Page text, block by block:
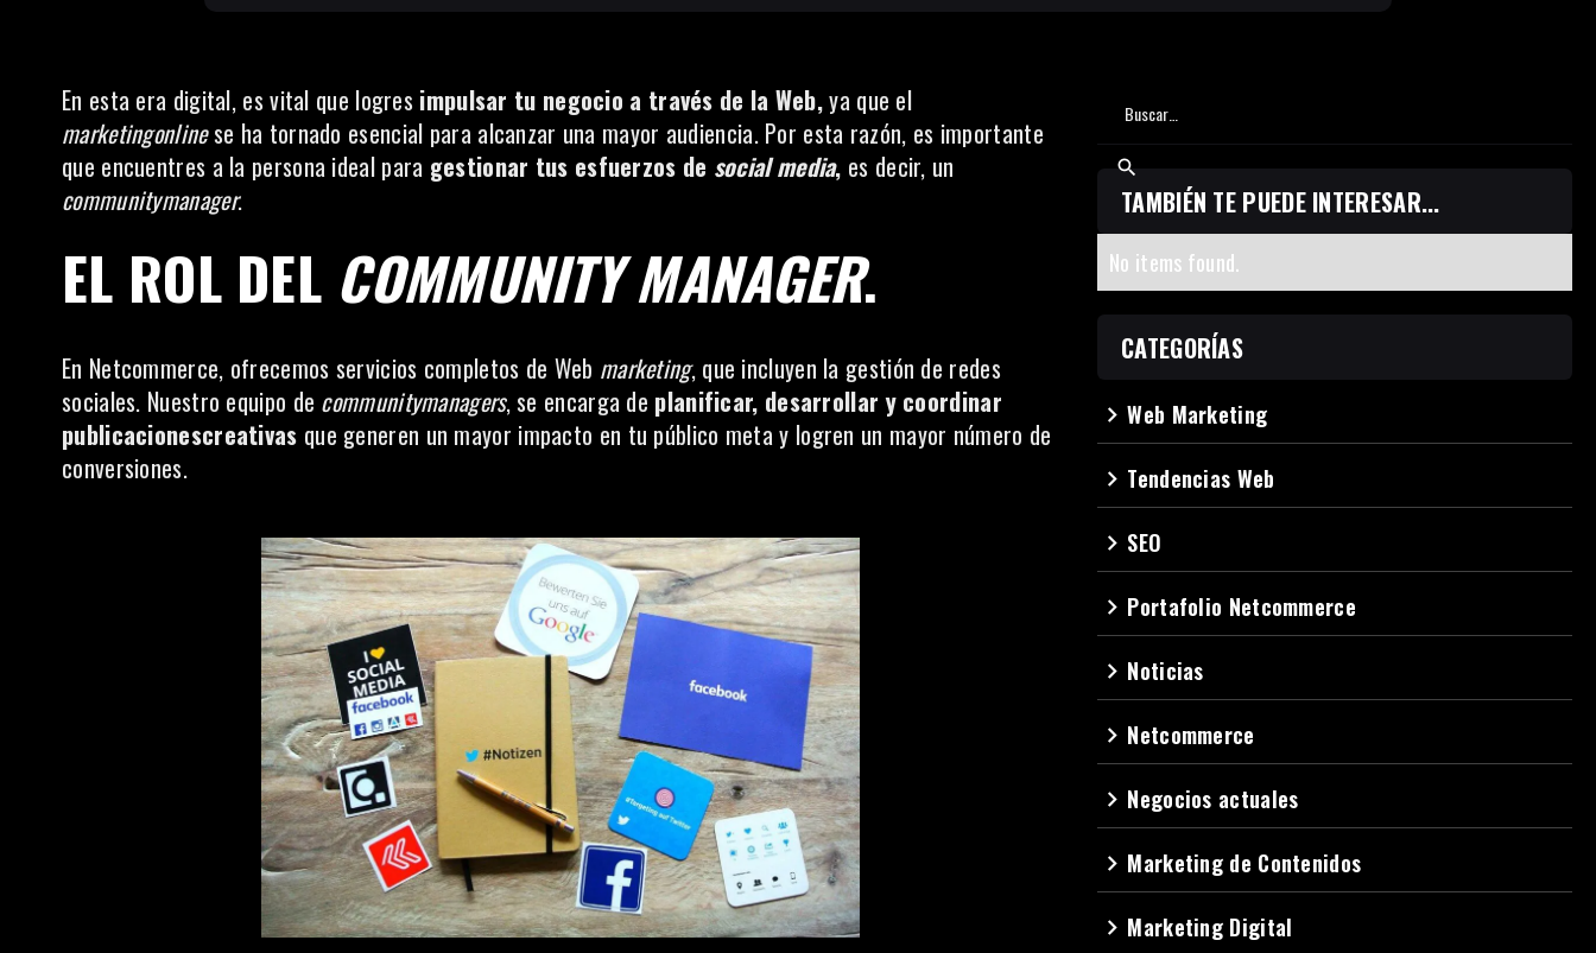
En esta era digital, es vital que logres impulsar tu negocio a través de la Web,ya que el
marketingonlinese ha tornado esencial para alcanzar una mayor audiencia. Por esta razón, es importante
que encuentres a la persona ideal para gestionar tus esfuerzos de social media, es decir, un
communitymanager.
EL ROL DEL COMMUNITY MANAGER.
En Netcommerce, ofrecemos servicios completos de Web marketing, que incluyen la gestión de redes
sociales. Nuestro equipo de communitymanagers, se encarga de planificar, desarrollar y coordinar
publicacionescreativas que generen un mayor impacto en tu público meta y logren un mayor número de
conversiones.
TAMBIÉN TE PUEDE INTERESAR...
No items found.
CATEGORÍAS
navigate_nextWeb Marketing
navigate_next Tendencias Web
navigate_next SEO
navigate_next Portafolio Netcommerce
navigate_next Noticias
navigate_next Netcommerce
navigate_next Negocios actuales
navigate_next Marketing de Contenidos
navigate_next Marketing Digital